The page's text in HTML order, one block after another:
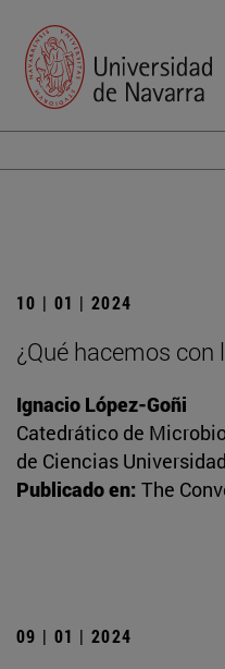
10 | 01 | 2024
¿Qué hacemos
Ignacio López-Goñi
Catedrático de
de Ciencias
Publicado en: The
09 | 01 | 2024